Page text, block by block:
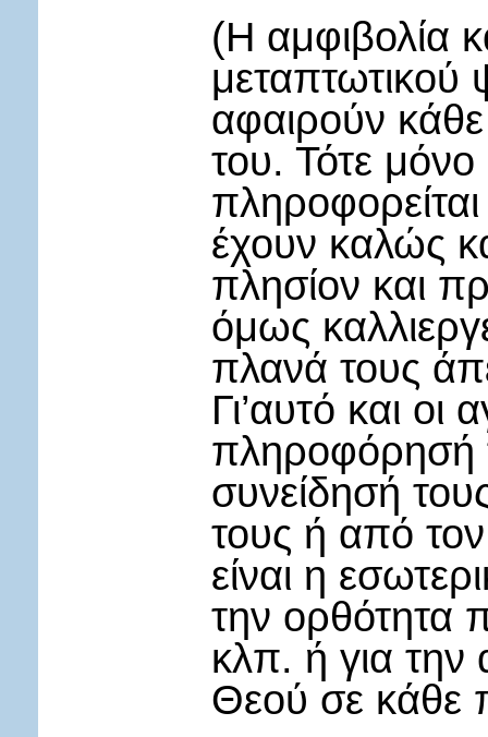
(Η αμφιβολία
αφαιρούν
του. Τότε
έχουν καλώς
πλησίον και
όμως
πλανά τους
Γι’αυτό και οι
πληροφόρησή
συνείδησή
τους ή από
είναι η
την ορθότητα
κλπ. ή για
Θεού σε κάθε